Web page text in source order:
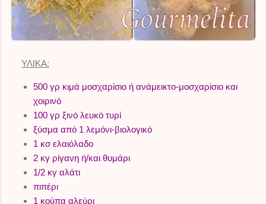
ΥΛΙΚΑ:
500 γρ κιμά μοσχαρίσιο ή ανάμεικτο-μοσχαρίσιο και
χοιρινό
100 γρ ξινό λευκό τυρί
ξύσμα από 1 λεμόνι-βιολογικό
1 κσ ελαιόλαδο
2 κγ ρίγανη ή/και θυμάρι
1/2 κγ αλάτι
πιπέρι
1 κούπα αλεύρι